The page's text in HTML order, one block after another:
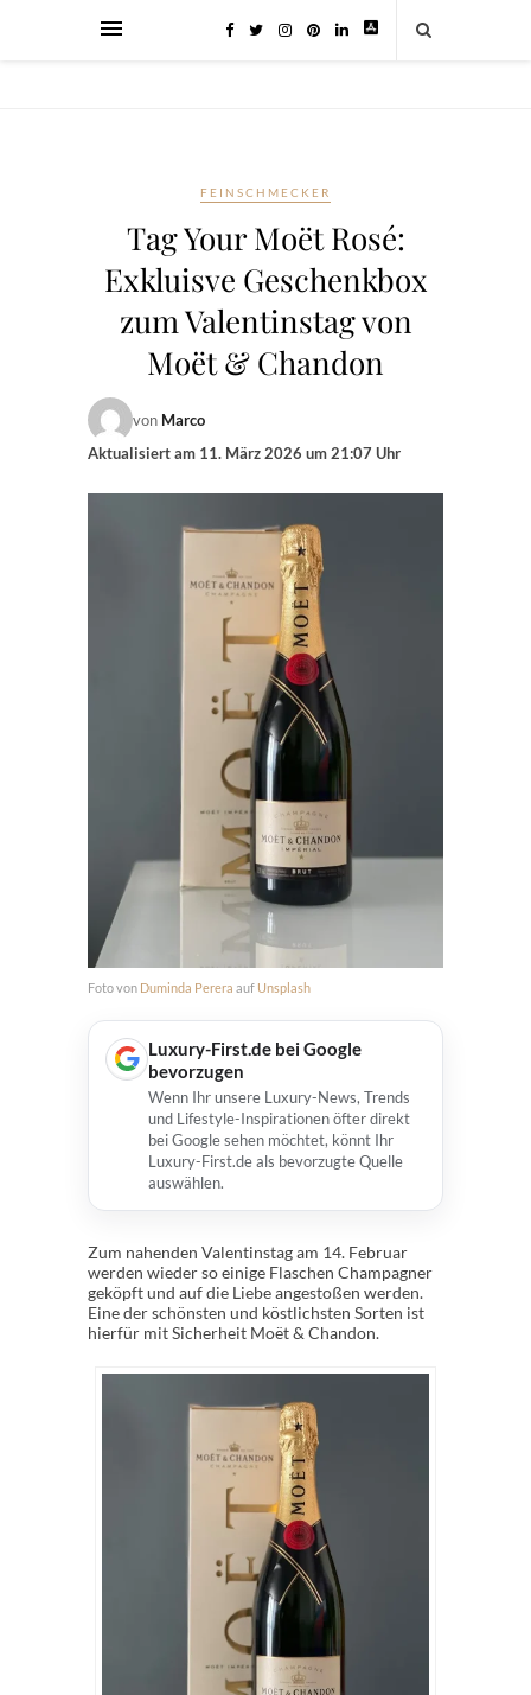
FEINSCHMECKER
Tag Your Moët Rosé:
Exkluisve Geschenkbox
zum Valentinstag von
Moët & Chandon
von Marco
Aktualisiert am 11. März 2026 um 21:07 Uhr
Foto von Duminda Perera auf Unsplash
Luxury-First.de bei Google
bevorzugen
Wenn Ihr unsere Luxury-News, Trends
und Lifestyle-Inspirationen öfter direkt
bei Google sehen möchtet, könnt Ihr
Luxury-First.de als bevorzugte Quelle
auswählen.
Zum nahenden Valentinstag am 14. Februar
werden wieder so einige Flaschen Champagner
geköpft und auf die Liebe angestoßen werden.
Eine der schönsten und köstlichsten Sorten ist
hierfür mit Sicherheit Moët & Chandon.